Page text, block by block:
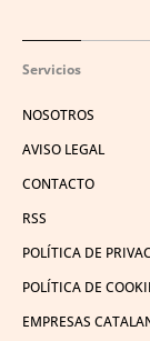
Servicios
NOSOTROS
AVISO LEGAL
CONTACTO
RSS
POLÍTICA DE
POLÍTICA DE
EMPRESAS